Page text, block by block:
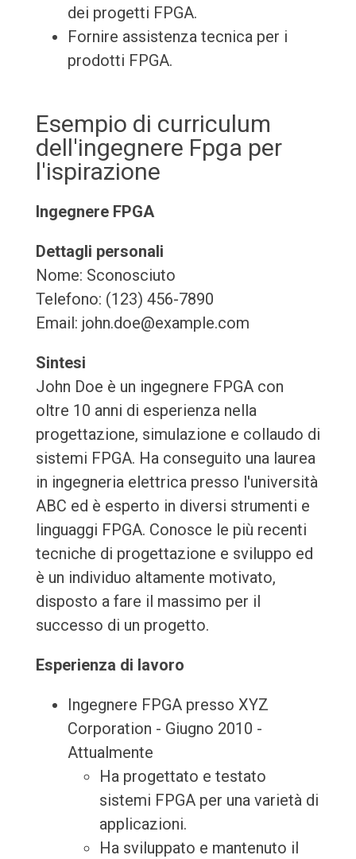
dei progetti FPGA.
Fornire assistenza tecnica per i
prodotti FPGA.
Esempio di curriculum
dell'ingegnere Fpga per
l'ispirazione
Ingegnere FPGA
Dettagli personali
Nome: Sconosciuto
Telefono: (123) 456-7890
Email: john.doe@example.com
Sintesi
John Doe è un ingegnere FPGA con
oltre 10 anni di esperienza nella
progettazione, simulazione e collaudo di
sistemi FPGA. Ha conseguito una laurea
in ingegneria elettrica presso l'università
ABC ed è esperto in diversi strumenti e
linguaggi FPGA. Conosce le più recenti
tecniche di progettazione e sviluppo ed
è un individuo altamente motivato,
disposto a fare il massimo per il
successo di un progetto.
Esperienza di lavoro
Ingegnere FPGA presso XYZ
Corporation - Giugno 2010 -
Attualmente
Ha progettato e testato
sistemi FPGA per una varietà di
applicazioni.
Ha sviluppato e mantenuto il